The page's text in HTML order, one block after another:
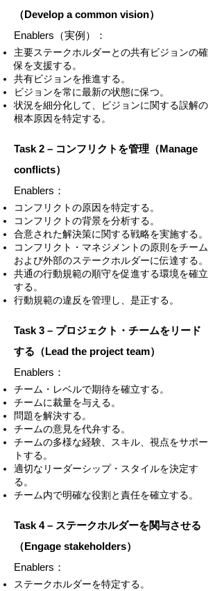
（Develop a common vision）
Enablers（実例）：
主要ステークホルダーとの共有ビジョンの確
保を支援する。
共有ビジョンを推進する。
ビジョンを常に最新の状態に保つ。
状況を細分化して、ビジョンに関する誤解の
根本原因を特定する。
Task 2 – コンフリクトを管理（Manage
conflicts）
Enablers：
コンフリクトの原因を特定する。
コンフリクトの背景を分析する。
合意された解決策に関する戦略を実施する。
コンフリクト・マネジメントの原則をチーム
および外部のステークホルダーに伝達する。
共通の行動規範の順守を促進する環境を確立
する。
行動規範の違反を管理し、是正する。
Task 3 – プロジェクト・チームをリード
する（Lead the project team）
Enablers：
チーム・レベルで期待を確立する。
チームに裁量を与える。
問題を解決する。
チームの意見を代弁する。
チームの多様な経験、スキル、視点をサポー
トする。
適切なリーダーシップ・スタイルを決定す
る。
チーム内で明確な役割と責任を確立する。
Task 4 – ステークホルダーを関与させる
（Engage stakeholders）
Enablers：
ステークホルダーを特定する。